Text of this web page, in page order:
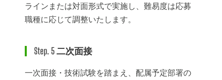
ラインまたは対面形式で実施し、難易度は応募
職種に応じて調整いたします。
Step. 5 二次面接
一次面接・技術試験を踏まえ、配属予定部署の